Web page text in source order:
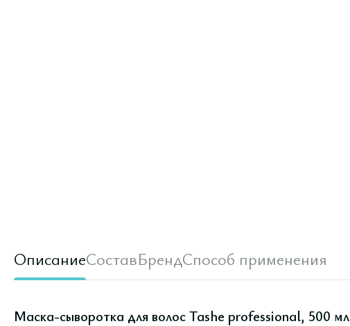
ОписаниеСоставБрендСпособ применения
Маска-сыворотка для волос Tashe professional, 500 мл